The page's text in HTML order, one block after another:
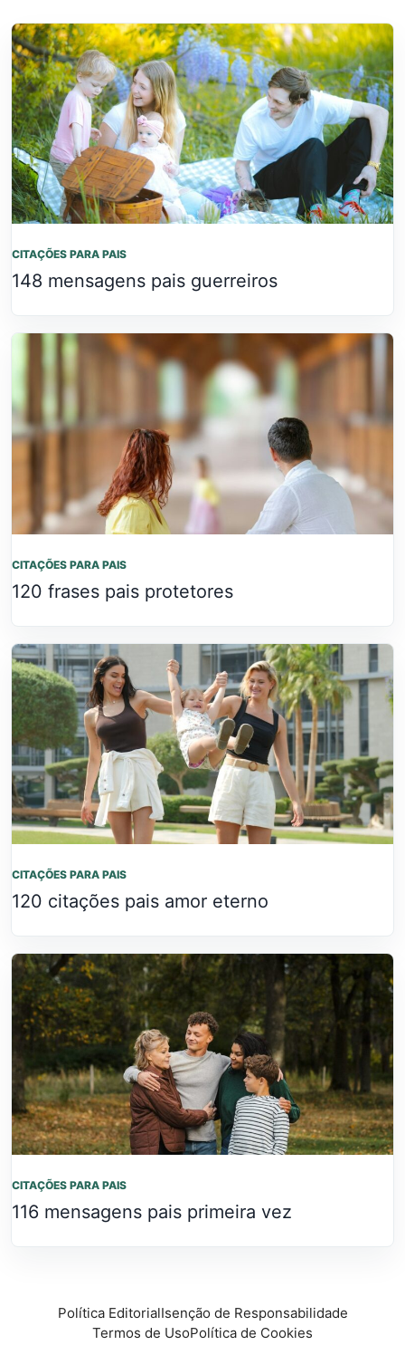
CITAÇÕES PARA PAIS
148 mensagens pais guerreiros
CITAÇÕES PARA PAIS
120 frases pais protetores
CITAÇÕES PARA PAIS
120 citações pais amor eterno
CITAÇÕES PARA PAIS
116 mensagens pais primeira vez
Política EditorialIsenção de Responsabilidade
Termos de UsoPolítica de Cookies